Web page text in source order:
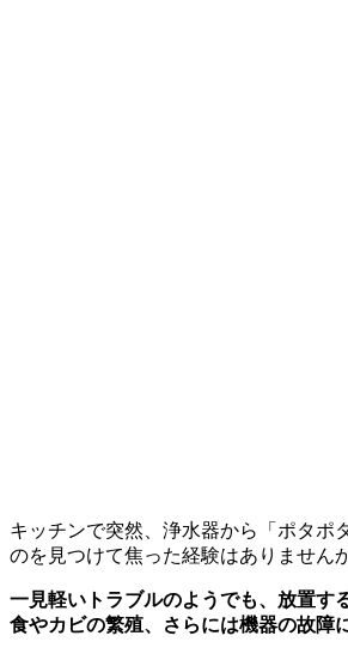
キッチンで突然、浄水器から「ポタポ
のを見つけて焦った経験はありません
一見軽いトラブルのようでも、放置す
食やカビの繁殖、さらには機器の故障